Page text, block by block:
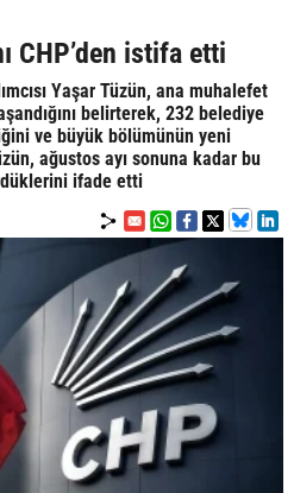
CHP’den istifa etti
Yaşar Tüzün, ana muhalefet
belirterek, 232 belediye
ve büyük bölümünün yeni
ağustos ayı sonuna kadar bu
ifade etti